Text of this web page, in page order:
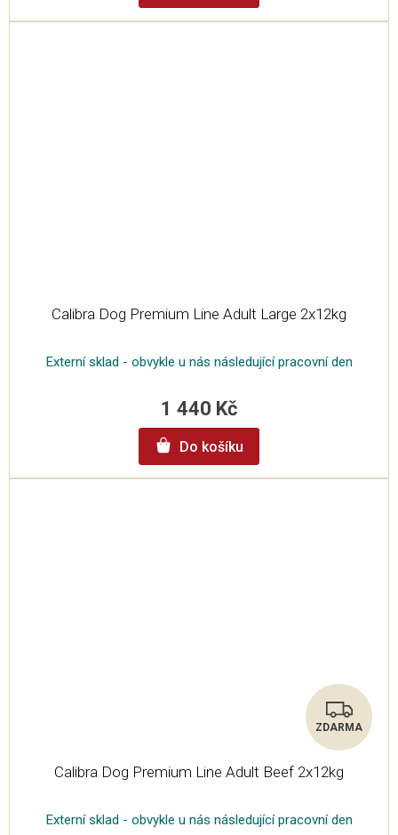
A
Calibra Dog Premium Line Adult Large 2x12kg
Externí sklad - obvykle u nás následující pracovní den
1 440 Kč
Do košíku
Z
D
A
ZDARMA
Calibra Dog Premium Line Adult Beef 2x12kg
Externí sklad - obvykle u nás následující pracovní den